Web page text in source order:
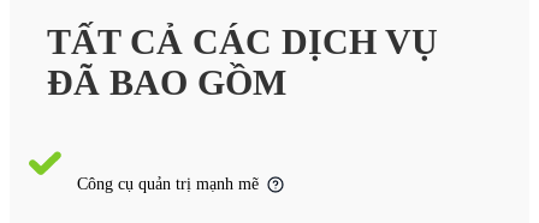
TẤT CẢ CÁC DỊCH VỤ
ĐÃ BAO GỒM
Công cụ quản trị mạnh mẽ